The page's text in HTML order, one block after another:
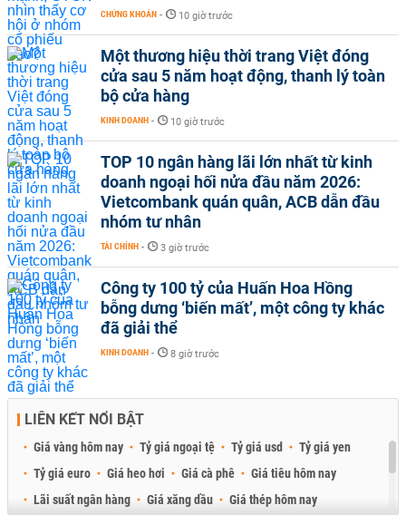
CHỨNG KHOÁN - 10 giờ trước
Một thương hiệu thời trang Việt đóng
cửa sau 5 năm hoạt động, thanh lý toàn
bộ cửa hàng
KINH DOANH - 10 giờ trước
TOP 10 ngân hàng lãi lớn nhất từ kinh
doanh ngoại hối nửa đầu năm 2026:
Vietcombank quán quân, ACB dẫn đầu
nhóm tư nhân
TÀI CHÍNH - 3 giờ trước
Công ty 100 tỷ của Huấn Hoa Hồng
bỗng dưng ‘biến mất’, một công ty khác
đã giải thể
KINH DOANH - 8 giờ trước
LIÊN KẾT NỔI BẬT
Giá vàng hôm nay Tỷ giá ngoại tệ Tỷ giá usd
Tỷ giá yen
Tỷ giá euro
Giá heo hơi Giá cà phê
Giá tiêu hôm nay
Lãi suất ngân hàng
Giá xăng dầu Giá thép hôm nay